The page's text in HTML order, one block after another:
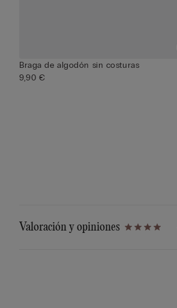
Braga de algodón sin costuras
9,90 €
Valoración y opiniones